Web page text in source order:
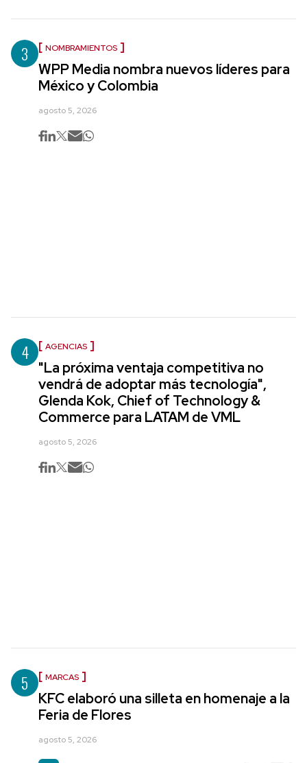
3 NOMBRAMIENTOS
WPP Media nombra nuevos líderes para
México y Colombia
agosto 5, 2026
4 AGENCIAS
"La próxima ventaja competitiva no
vendrá de adoptar más tecnología",
Glenda Kok, Chief of Technology &
Commerce para LATAM de VML
agosto 5, 2026
5 MARCAS
KFC elaboró una silleta en homenaje a la
Feria de Flores
agosto 5, 2026